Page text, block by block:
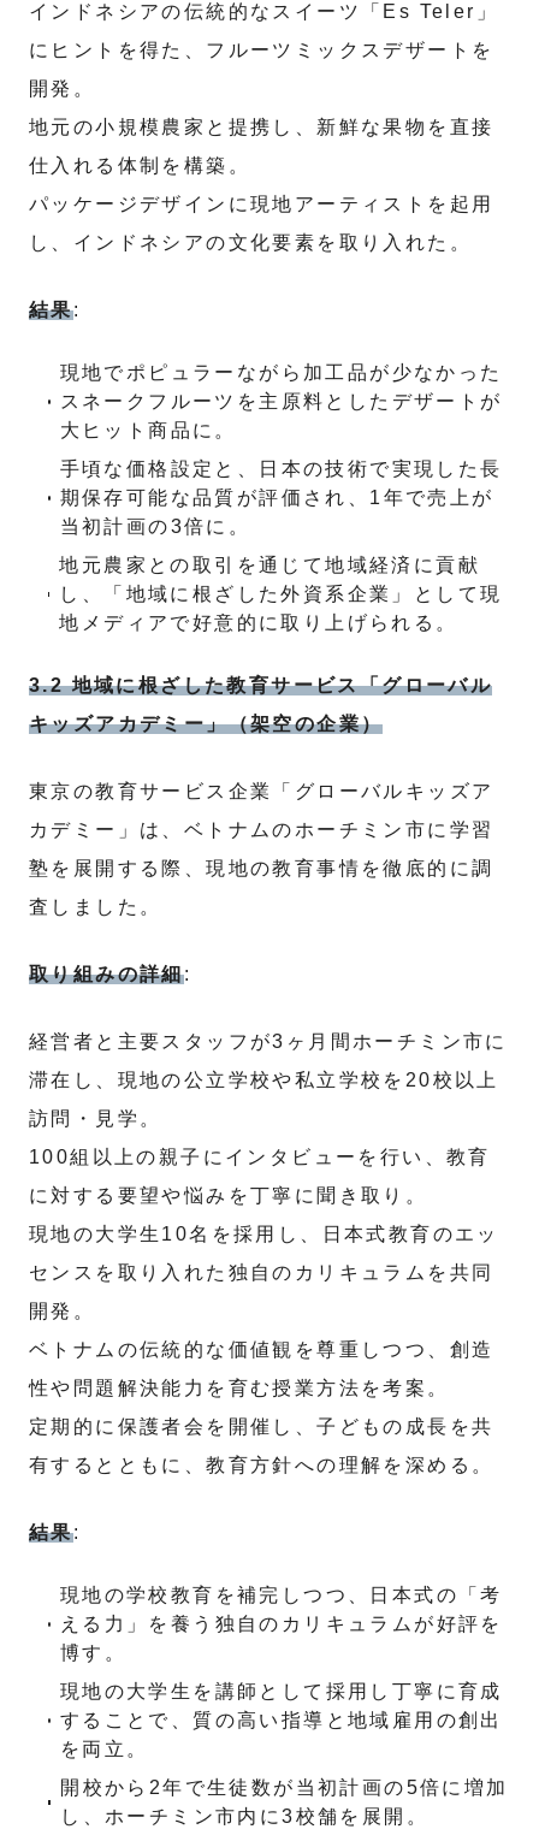
インドネシアの伝統的なスイーツ「Es Teler」
にヒントを得た、フルーツミックスデザートを
開発。
地元の小規模農家と提携し、新鮮な果物を直接
仕入れる体制を構築。
パッケージデザインに現地アーティストを起用
し、インドネシアの文化要素を取り入れた。
結果:
現地でポピュラーながら加工品が少なかった
スネークフルーツを主原料としたデザートが
大ヒット商品に。
手頃な価格設定と、日本の技術で実現した長
期保存可能な品質が評価され、1年で売上が
当初計画の3倍に。
地元農家との取引を通じて地域経済に貢献
し、「地域に根ざした外資系企業」として現
地メディアで好意的に取り上げられる。
3.2 地域に根ざした教育サービス「グローバル
キッズアカデミー」（架空の企業）
東京の教育サービス企業「グローバルキッズア
カデミー」は、ベトナムのホーチミン市に学習
塾を展開する際、現地の教育事情を徹底的に調
査しました。
取り組みの詳細:
経営者と主要スタッフが3ヶ月間ホーチミン市に
滞在し、現地の公立学校や私立学校を20校以上
訪問・見学。
100組以上の親子にインタビューを行い、教育
に対する要望や悩みを丁寧に聞き取り。
現地の大学生10名を採用し、日本式教育のエッ
センスを取り入れた独自のカリキュラムを共同
開発。
ベトナムの伝統的な価値観を尊重しつつ、創造
性や問題解決能力を育む授業方法を考案。
定期的に保護者会を開催し、子どもの成長を共
有するとともに、教育方針への理解を深める。
結果:
現地の学校教育を補完しつつ、日本式の「考
える力」を養う独自のカリキュラムが好評を
博す。
現地の大学生を講師として採用し丁寧に育成
することで、質の高い指導と地域雇用の創出
を両立。
開校から2年で生徒数が当初計画の5倍に増加
し、ホーチミン市内に3校舗を展開。